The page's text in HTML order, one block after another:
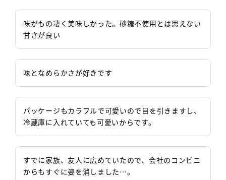
味がもの凄く美味しかった。砂糖不使用とは思えない
甘さが良い
味となめらかさが好きです
パッケージもカラフルで可愛いので目を引きますし、
冷蔵庫に入れていても可愛いからです。
すでに家族、友人に広めていたので、会社のコンビニ
からもすぐに姿を消しました…。